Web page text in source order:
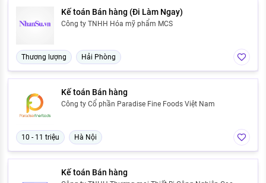
Kế toán Bán hàng (Đi Làm Ngay)
Công ty TNHH Hóa mỹ phẩm MCS
Thương lượng Hải Phòng
Kế toán Bán hàng
Công ty Cổ phần Paradise Fine Foods Việt Nam
10 - 11 triệu Hà Nội
Kế toán Bán hàng